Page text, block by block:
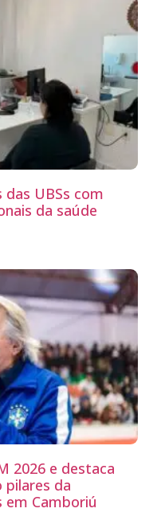
UBSs com
da saúde
2026 e destaca
pilares da
Camboriú